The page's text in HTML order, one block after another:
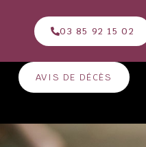
03 85 92 15 02
AVIS DE DÉCÈS